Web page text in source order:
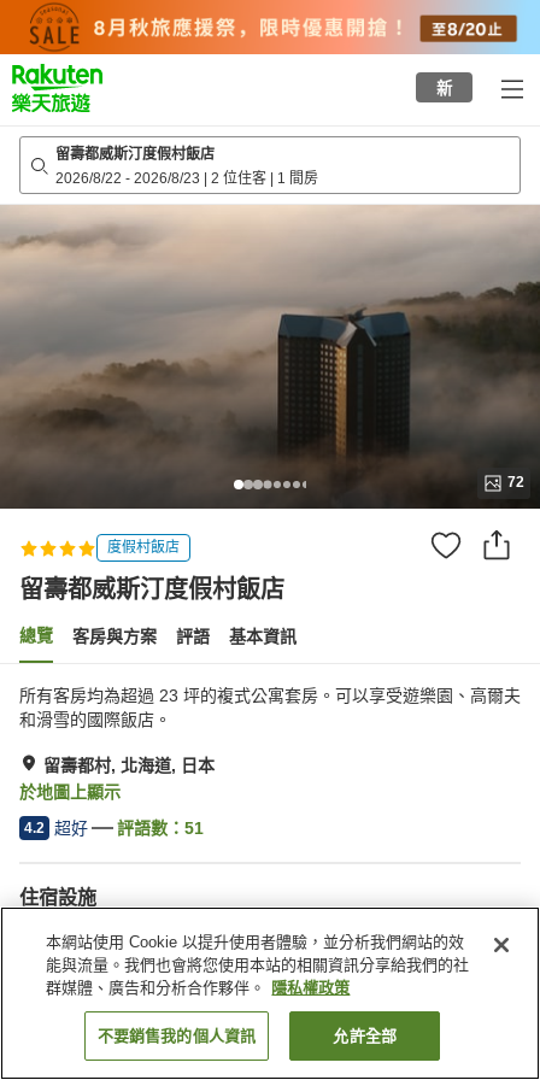
top
page
新
留壽都威斯汀度假村飯店
2026/8/22 - 2026/8/23 | 2 位住客 | 1 間房
72
度假村飯店
留壽都威斯汀度假村飯店
總覽 客房與方案 評語 基本資訊
所有客房均為超過 23 坪的複式公寓套房。可以享受遊樂園、高爾夫
和滑雪的國際飯店。
留壽都村, 北海道, 日本
於地圖上顯示
4.2 超好 評語數： 51
住宿設施
停車場
三溫暖
Spa／美容沙龍
健身房
找客房
本網站使用 Cookie 以提升使用者體驗，並分析我們網站的效
能與流量。我們也會將您使用本站的相關資訊分享給我們的社
群媒體、廣告和分析合作夥伴。
隱私權政策
不要銷售我的個人資訊 允許全部